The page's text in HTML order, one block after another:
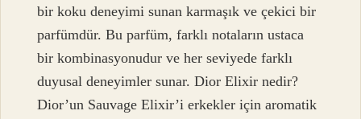
bir koku deneyimi sunan karmaşık ve çekici bir
parfümdür. Bu parfüm, farklı notaların ustaca
bir kombinasyonudur ve her seviyede farklı
duyusal deneyimler sunar. Dior Elixir nedir?
Dior’un Sauvage Elixir’i erkekler için aromatik